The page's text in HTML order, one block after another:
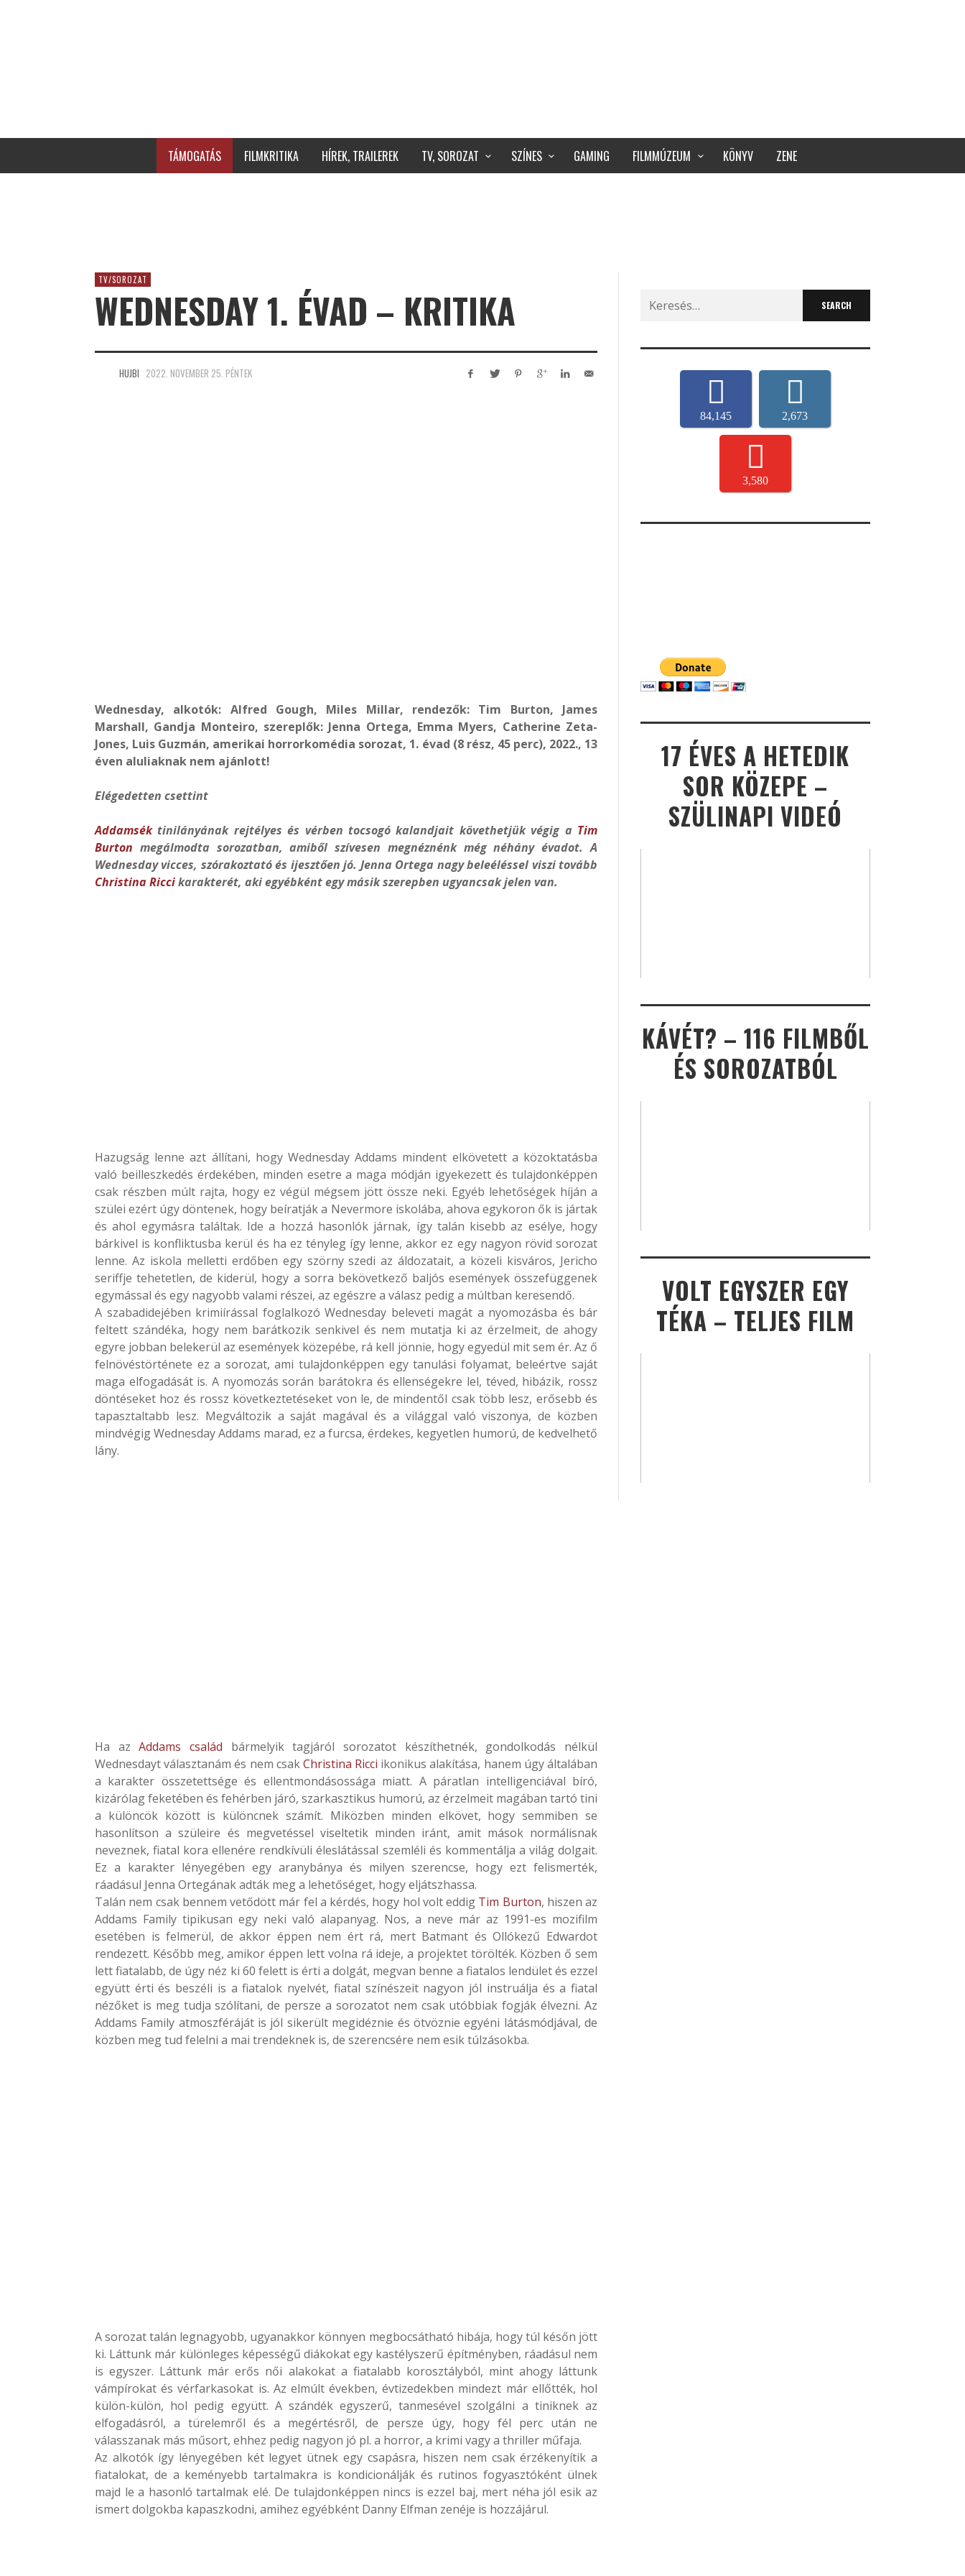
TÁMOGATÁS FILMKRITIKA HÍREK, TRAILEREK TV, SOROZAT SZÍNES GAMING FILMMÚZEUM KÖNYV ZENE
TV/SOROZAT
WEDNESDAY 1. ÉVAD – KRITIKA
HUJBI 2022. NOVEMBER 25. PÉNTEK
Wednesday, alkotók: Alfred Gough, Miles Millar, rendezők: Tim Burton, James
Marshall, Gandja Monteiro, szereplők: Jenna Ortega, Emma Myers, Catherine Zeta-
Jones, Luis Guzmán, amerikai horrorkomédia sorozat, 1. évad (8 rész, 45 perc), 2022., 13
éven aluliaknak nem ajánlott!
Elégedetten csettint
Addamséktinilányának rejtélyes és vérben tocsogó kalandjait követhetjük végig a Tim
Burton megálmodta sorozatban, amiből szívesen megnéznénk még néhány évadot. A
Wednesday vicces, szórakoztató és ijesztően jó. Jenna Ortega nagy beleéléssel viszi tovább
Christina Riccikarakterét, aki egyébként egy másik szerepben ugyancsak jelen van.
Hazugság lenne azt állítani, hogy Wednesday Addams mindent elkövetett a közoktatásba
való beilleszkedés érdekében, minden esetre a maga módján igyekezett és tulajdonképpen
csak részben múlt rajta, hogy ez végül mégsem jött össze neki. Egyéb lehetőségek híján a
szülei ezért úgy döntenek, hogy beíratják a Nevermore iskolába, ahova egykoron ők is jártak
és ahol egymásra találtak. Ide a hozzá hasonlók járnak, így talán kisebb az esélye, hogy
bárkivel is konfliktusba kerül és ha ez tényleg így lenne, akkor ez egy nagyon rövid sorozat
lenne. Az iskola melletti erdőben egy szörny szedi az áldozatait, a közeli kisváros, Jericho
seriffje tehetetlen, de kiderül, hogy a sorra bekövetkező baljós események összefüggenek
egymással és egy nagyobb valami részei, az egészre a válasz pedig a múltban keresendő.
A szabadidejében krimiírással foglalkozó Wednesday beleveti magát a nyomozásba és bár
feltett szándéka, hogy nem barátkozik senkivel és nem mutatja ki az érzelmeit, de ahogy
egyre jobban belekerül az események közepébe, rá kell jönnie, hogy egyedül mit sem ér. Az ő
felnövéstörténete ez a sorozat, ami tulajdonképpen egy tanulási folyamat, beleértve saját
maga elfogadását is. A nyomozás során barátokra és ellenségekre lel, téved, hibázik, rossz
döntéseket hoz és rossz következtetéseket von le, de mindentől csak több lesz, erősebb és
tapasztaltabb lesz. Megváltozik a saját magával és a világgal való viszonya, de közben
mindvégig Wednesday Addams marad, ez a furcsa, érdekes, kegyetlen humorú, de kedvelhető
lány.
Ha azAddams család bármelyik tagjáról sorozatot készíthetnék, gondolkodás nélkül
Wednesdayt választanám és nem csakChristina Ricci ikonikus alakítása, hanem úgy általában
a karakter összetettsége és ellentmondásossága miatt. A páratlan intelligenciával bíró,
kizárólag feketében és fehérben járó, szarkasztikus humorú, az érzelmeit magában tartó tini
a különcök között is különcnek számít. Miközben minden elkövet, hogy semmiben se
hasonlítson a szüleire és megvetéssel viseltetik minden iránt, amit mások normálisnak
neveznek, fiatal kora ellenére rendkívüli éleslátással szemléli és kommentálja a világ dolgait.
Ez a karakter lényegében egy aranybánya és milyen szerencse, hogy ezt felismerték,
ráadásul Jenna Ortegának adták meg a lehetőséget, hogy eljátszhassa.
Talán nem csak bennem vetődött már fel a kérdés, hogy hol volt eddig Tim Burton, hiszen az
Addams Family tipikusan egy neki való alapanyag. Nos, a neve már az 1991-es mozifilm
esetében is felmerül, de akkor éppen nem ért rá, mert Batmant és Ollókezű Edwardot
rendezett. Később meg, amikor éppen lett volna rá ideje, a projektet törölték. Közben ő sem
lett fiatalabb, de úgy néz ki 60 felett is érti a dolgát, megvan benne a fiatalos lendület és ezzel
együtt érti és beszéli is a fiatalok nyelvét, fiatal színészeit nagyon jól instruálja és a fiatal
nézőket is meg tudja szólítani, de persze a sorozatot nem csak utóbbiak fogják élvezni. Az
Addams Family atmoszféráját is jól sikerült megidéznie és ötvöznie egyéni látásmódjával, de
közben meg tud felelni a mai trendeknek is, de szerencsére nem esik túlzásokba.
A sorozat talán legnagyobb, ugyanakkor könnyen megbocsátható hibája, hogy túl későn jött
ki. Láttunk már különleges képességű diákokat egy kastélyszerű építményben, ráadásul nem
is egyszer. Láttunk már erős női alakokat a fiatalabb korosztályból, mint ahogy láttunk
vámpírokat és vérfarkasokat is. Az elmúlt években, évtizedekben mindezt már ellőtték, hol
külön-külön, hol pedig együtt. A szándék egyszerű, tanmesével szolgálni a tiniknek az
elfogadásról, a türelemről és a megértésről, de persze úgy, hogy fél perc után ne
válasszanak más műsort, ehhez pedig nagyon jó pl. a horror, a krimi vagy a thriller műfaja.
Az alkotók így lényegében két legyet ütnek egy csapásra, hiszen nem csak érzékenyítik a
fiatalokat, de a keményebb tartalmakra is kondicionálják és rutinos fogyasztóként ülnek
majd le a hasonló tartalmak elé. De tulajdonképpen nincs is ezzel baj, mert néha jól esik az
ismert dolgokba kapaszkodni, amihez egyébként Danny Elfman zenéje is hozzájárul.
Search
for:
84,145 2,673
3,580
17 ÉVES A HETEDIK
SOR KÖZEPE –
SZÜLINAPI VIDEÓ
KÁVÉT? – 116 FILMBŐL
ÉS SOROZATBÓL
VOLT EGYSZER EGY
TÉKA – TELJES FILM